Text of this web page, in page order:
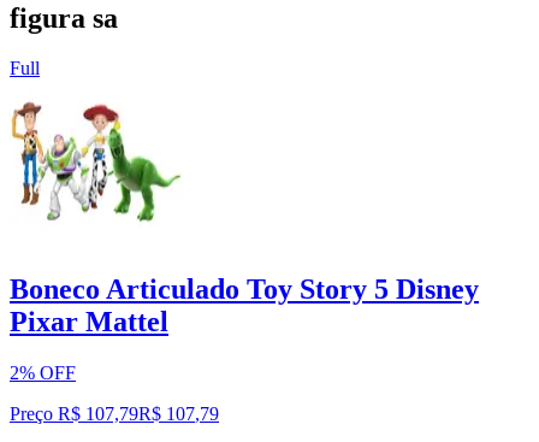
figura sa
Full
Boneco Articulado Toy Story 5 Disney
Pixar Mattel
2% OFF
Preço R$ 107,79R$ 107,79